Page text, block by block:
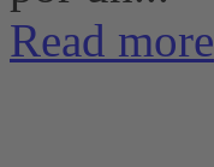
Read more